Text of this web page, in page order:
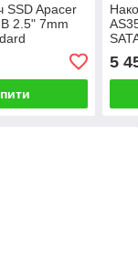
SSD Apacer
2.5" 7mm
5